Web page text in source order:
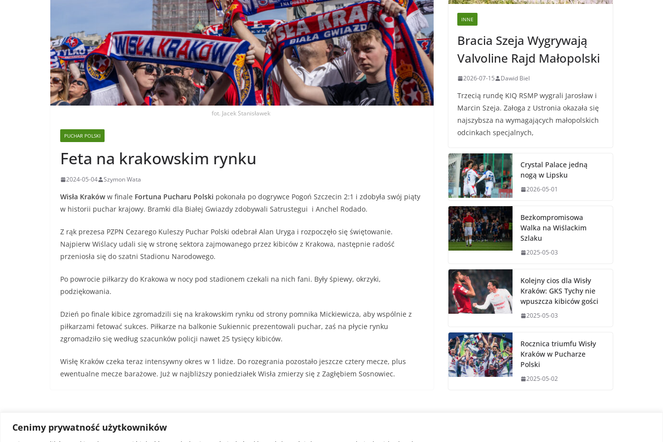
Cenimy prywatność użytkowników
fot. Jacek Stanisławek
PUCHAR POLSKI
Feta na krakowskim rynku
2024-05-04 Szymon Wata
Wisła Krakóww finale Fortuna Pucharu Polski pokonała po dogrywce Pogoń Szczecin 2:1 i zdobyła swój piąty
w historii puchar krajowy. Bramki dla Białej Gwiazdy zdobywali Satrustegui i Anchel Rodado.
Z rąk prezesa PZPN Cezarego Kuleszy Puchar Polski odebrał Alan Uryga i rozpoczęło się świętowanie.
Najpierw Wiślacy udali się w stronę sektora zajmowanego przez kibiców z Krakowa, następnie radość
przeniosła się do szatni Stadionu Narodowego.
Po powrocie piłkarzy do Krakowa w nocy pod stadionem czekali na nich fani. Były śpiewy, okrzyki,
podziękowania.
Dzień po finale kibice zgromadzili się na krakowskim rynku od strony pomnika Mickiewicza, aby wspólnie z
piłkarzami fetować sukces. Piłkarze na balkonie Sukiennic prezentowali puchar, zaś na płycie rynku
zgromadziło się według szacunków policji nawet 25 tysięcy kibiców.
Wisłę Kraków czeka teraz intensywny okres w 1 lidze. Do rozegrania pozostało jeszcze cztery mecze, plus
ewentualne mecze barażowe. Już w najbliższy poniedziałek Wisła zmierzy się z Zagłębiem Sosnowiec.
INNE
Bracia Szeja Wygrywają
Valvoline Rajd Małopolski
2026-07-15 Dawid Biel
Trzecią rundę KIQ RSMP wygrali Jarosław i
Marcin Szeja. Załoga z Ustronia okazała się
najszybsza na wymagających małopolskich
odcinkach specjalnych,
Crystal Palace jedną
nogą w Lipsku
2026-05-01
Bezkompromisowa
Walka na Wiślackim
Szlaku
2025-05-03
Kolejny cios dla Wisły
Kraków: GKS Tychy nie
wpuszcza kibiców gości
2025-05-03
Rocznica triumfu Wisły
Kraków w Pucharze
Polski
2025-05-02